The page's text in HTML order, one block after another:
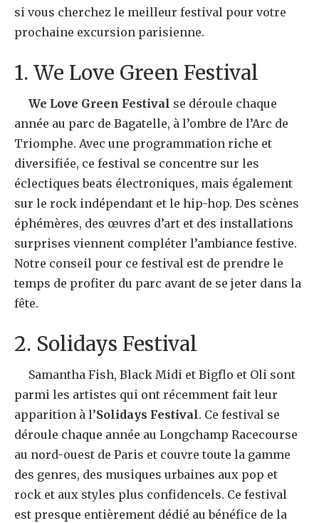
si vous cherchez le meilleur festival pour votre
prochaine excursion parisienne.
1. We Love Green Festival
We Love Green Festival se déroule chaque
année au parc de Bagatelle, à l’ombre de l’Arc de
Triomphe. Avec une programmation riche et
diversifiée, ce festival se concentre sur les
éclectiques beats électroniques, mais également
sur le rock indépendant et le hip-hop. Des scènes
éphémères, des œuvres d’art et des installations
surprises viennent compléter l’ambiance festive.
Notre conseil pour ce festival est de prendre le
temps de profiter du parc avant de se jeter dans la
fête.
2. Solidays Festival
Samantha Fish, Black Midi et Bigflo et Oli sont
parmi les artistes qui ont récemment fait leur
apparition à l’Solidays Festival. Ce festival se
déroule chaque année au Longchamp Racecourse
au nord-ouest de Paris et couvre toute la gamme
des genres, des musiques urbaines aux pop et
rock et aux styles plus confidencels. Ce festival
est presque entièrement dédié au bénéfice de la